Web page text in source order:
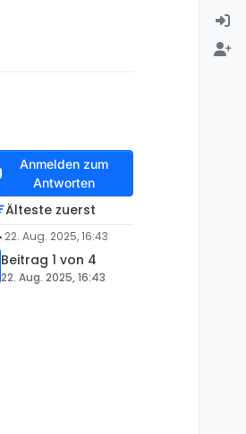
Anmelden zum
Antworten
Älteste zuerst
22. Aug. 2025, 16:43
Beitrag 1 von 4
22. Aug. 2025, 16:43